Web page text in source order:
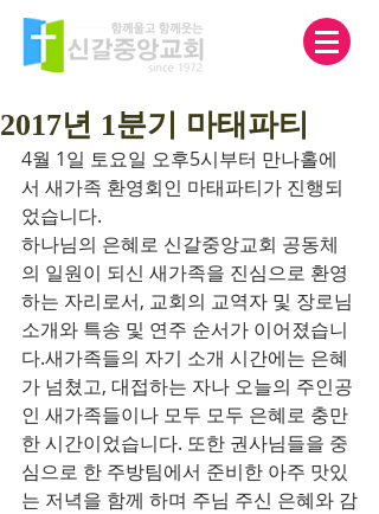
2017년 1분기 마태파티
4월 1일 토요일 오후5시부터 만나홀에
서 새가족 환영회인 마태파티가 진행되
었습니다.
하나님의 은혜로 신갈중앙교회 공동체
의 일원이 되신 새가족을 진심으로 환영
하는 자리로서, 교회의 교역자 및 장로님
소개와 특송 및 연주 순서가 이어졌습니
다.새가족들의 자기 소개 시간에는 은혜
가 넘쳤고, 대접하는 자나 오늘의 주인공
인 새가족들이나 모두 모두 은혜로 충만
한 시간이었습니다. 또한 권사님들을 중
심으로 한 주방팀에서 준비한 아주 맛있
는 저녁을 함께 하며 주님 주신 은혜와 감